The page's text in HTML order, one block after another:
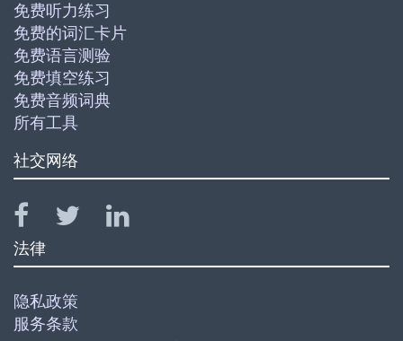
免费听力练习
免费的词汇卡片
免费语言测验
免费填空练习
免费音频词典
所有工具
社交网络
法律
隐私政策
服务条款